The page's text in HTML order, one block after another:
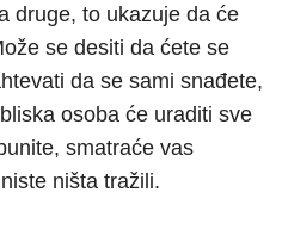
druge, to ukazuje da će
se desiti da ćete se
da se sami snađete,
osoba će uraditi sve
smatraće vas
ništa tražili.